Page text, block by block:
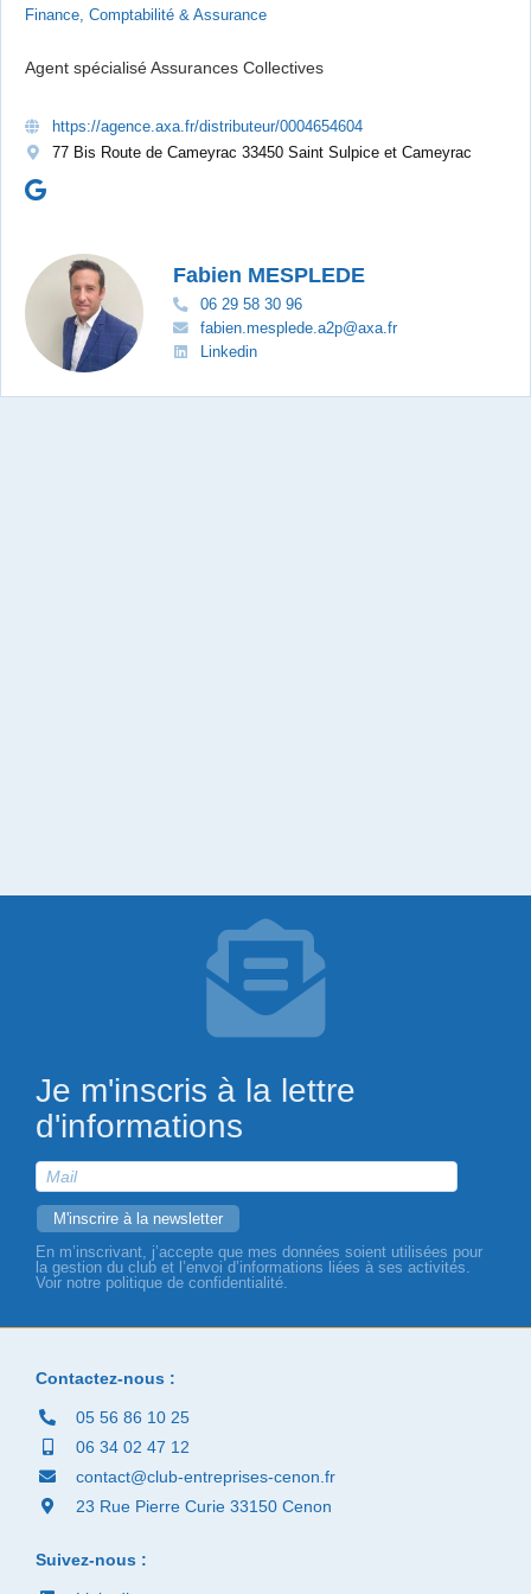
Finance, Comptabilité & Assurance
Agent spécialisé Assurances Collectives
https://agence.axa.fr/distributeur/0004654604
77 Bis Route de Cameyrac 33450 Saint Sulpice et Cameyrac
Fabien MESPLEDE
06 29 58 30 96
fabien.mesplede.a2p@axa.fr
Linkedin
Je m'inscris à la lettre
d'informations
En m’inscrivant, j’accepte que mes données soient utilisées pour
la gestion du club et l’envoi d’informations liées à ses activités.
Voir notre politique de confidentialité.
Contactez-nous :
05 56 86 10 25
06 34 02 47 12
contact@club-entreprises-cenon.fr
23 Rue Pierre Curie 33150 Cenon
Suivez-nous :